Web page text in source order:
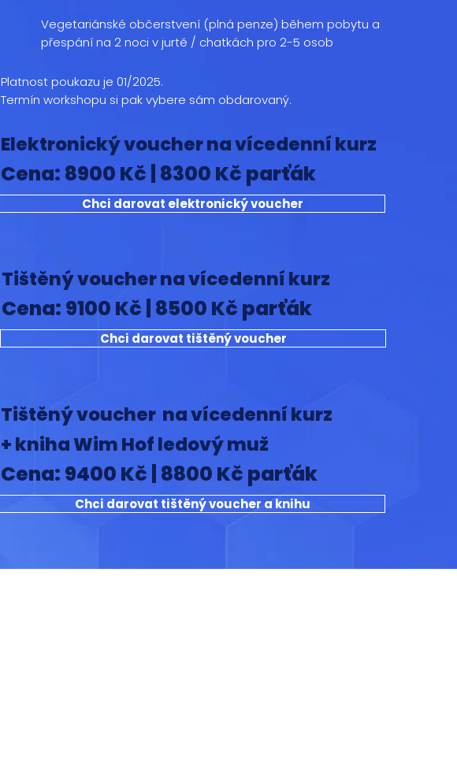
Vegetariánské občerstvení (plná penze) během pobytu a
přespání na 2 noci v jurtě / chatkách pro 2-5 osob
Platnost poukazu je 01/2025.
Termín workshopu si pak vybere sám obdarovaný.
Elektronický voucher na vícedenní kurz
Cena: 8900 Kč | 8300 Kč parťák
Chci darovat elektronický voucher
Tištěný voucher na vícedenní kurz
Cena: 9100 Kč | 8500 Kč parťák
Chci darovat tištěný voucher
Tištěný voucher na vícedenní kurz
+ kniha Wim Hof ledový muž
Cena: 9400 Kč | 8800 Kč parťák
Chci darovat tištěný voucher a knihu